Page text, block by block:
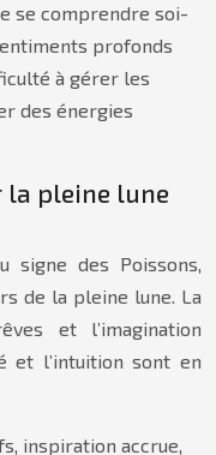
se comprendre soi-
profonds
à gérer les
des énergies
la pleine lune
signe des Poissons,
de la pleine lune. La
et l’imagination
et l’intuition sont en
inspiration accrue,